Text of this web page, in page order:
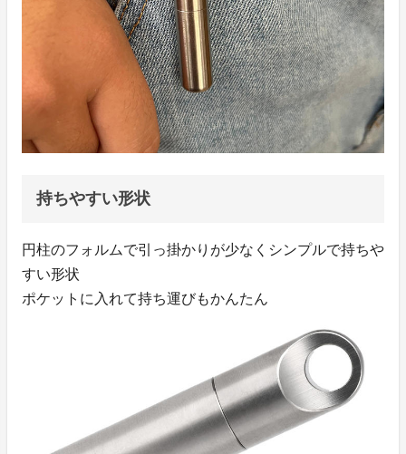
持ちやすい形状
円柱のフォルムで引っ掛かりが少なくシンプルで持ちや
すい形状
ポケットに入れて持ち運びもかんたん